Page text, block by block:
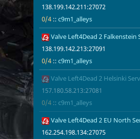
138.199.142.211:27072
0/4 :: c9m1_alleys
Valve Left4Dead 2 Falkenstein
138.199.142.213:27091
0/4 :: c9m1_alleys
Valve Left4Dead 2 Helsinki
157.180.58.213:27081
0/4 :: c9m1_alleys
Valve Left4Dead 2 EU North
162.254.198.134:27075
1